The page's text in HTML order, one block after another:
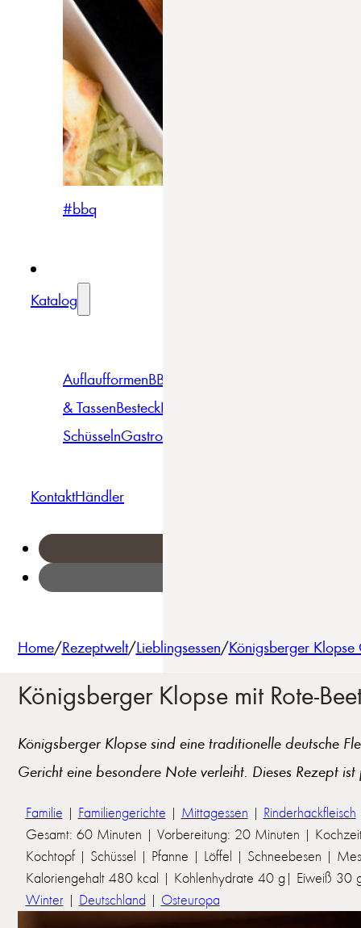
#bbq
Katalog
AuflaufformenBBQ
& TassenBesteckBowls &
SchüsselnGastro
KontaktHändler
Home/Rezeptwelt/Lieblingsessen/Königsberger Klopse
Königsberger Klopse mit Rote-
Königsberger Klopse sind eine traditionelle deutsche
Gericht eine besondere Note verleiht. Dieses Rezept
Familie | Familiengerichte | Mittagessen | Rinderhackfleisch
Gesamt: 60 Minuten | Vorbereitung: 20 Minuten |
Kochtopf | Schüssel | Pfanne | Löffel | Schneebesen |
Kaloriengehalt 480 kcal | Kohlenhydrate 40 g| Eiweiß 30
Winter| Deutschland | Osteuropa